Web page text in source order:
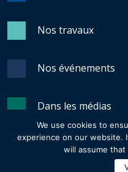
Nos travaux
Nos événements
Dans les médias
Revue Générale
We use cookies to
experience on our website.
will assume